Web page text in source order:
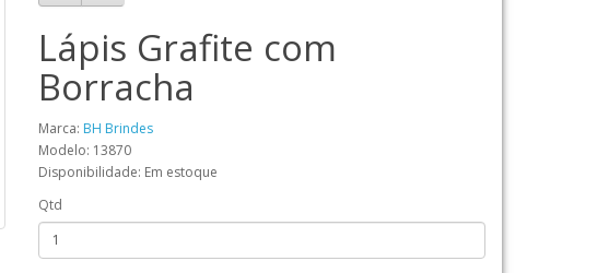
Lápis Grafite com
Borracha
Marca: BH Brindes
Modelo: 13870
Disponibilidade: Em estoque
Qtd